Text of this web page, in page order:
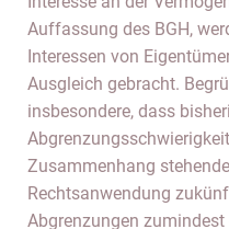
Auffassung des BGH,
Interessen von
Ausgleich gebracht.
insbesondere, dass
Zusammenhang
Rechtsanwendung
Abgrenzungen zumindest